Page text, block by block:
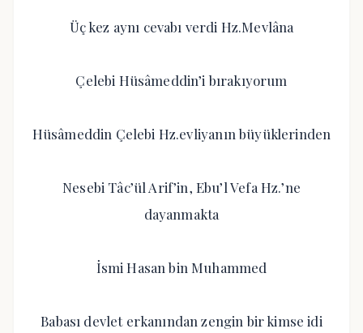
Üç kez aynı cevabı verdi Hz.Mevlâna
Çelebi Hüsâmeddin’i bırakıyorum
Hüsâmeddin Çelebi Hz.evliyanın büyüklerinden
Nesebi Tâc’ül Arif’in, Ebu’l Vefa Hz.’ne
dayanmakta
İsmi Hasan bin Muhammed
Babası devlet erkanından zengin bir kimse idi